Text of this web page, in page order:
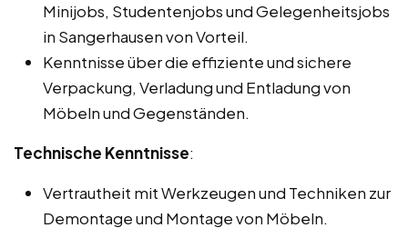
Minijobs, Studentenjobs und Gelegenheitsjobs
in Sangerhausen von Vorteil.
Kenntnisse über die effiziente und sichere
Verpackung, Verladung und Entladung von
Möbeln und Gegenständen.
Technische Kenntnisse:
Vertrautheit mit Werkzeugen und Techniken zur
Demontage und Montage von Möbeln.